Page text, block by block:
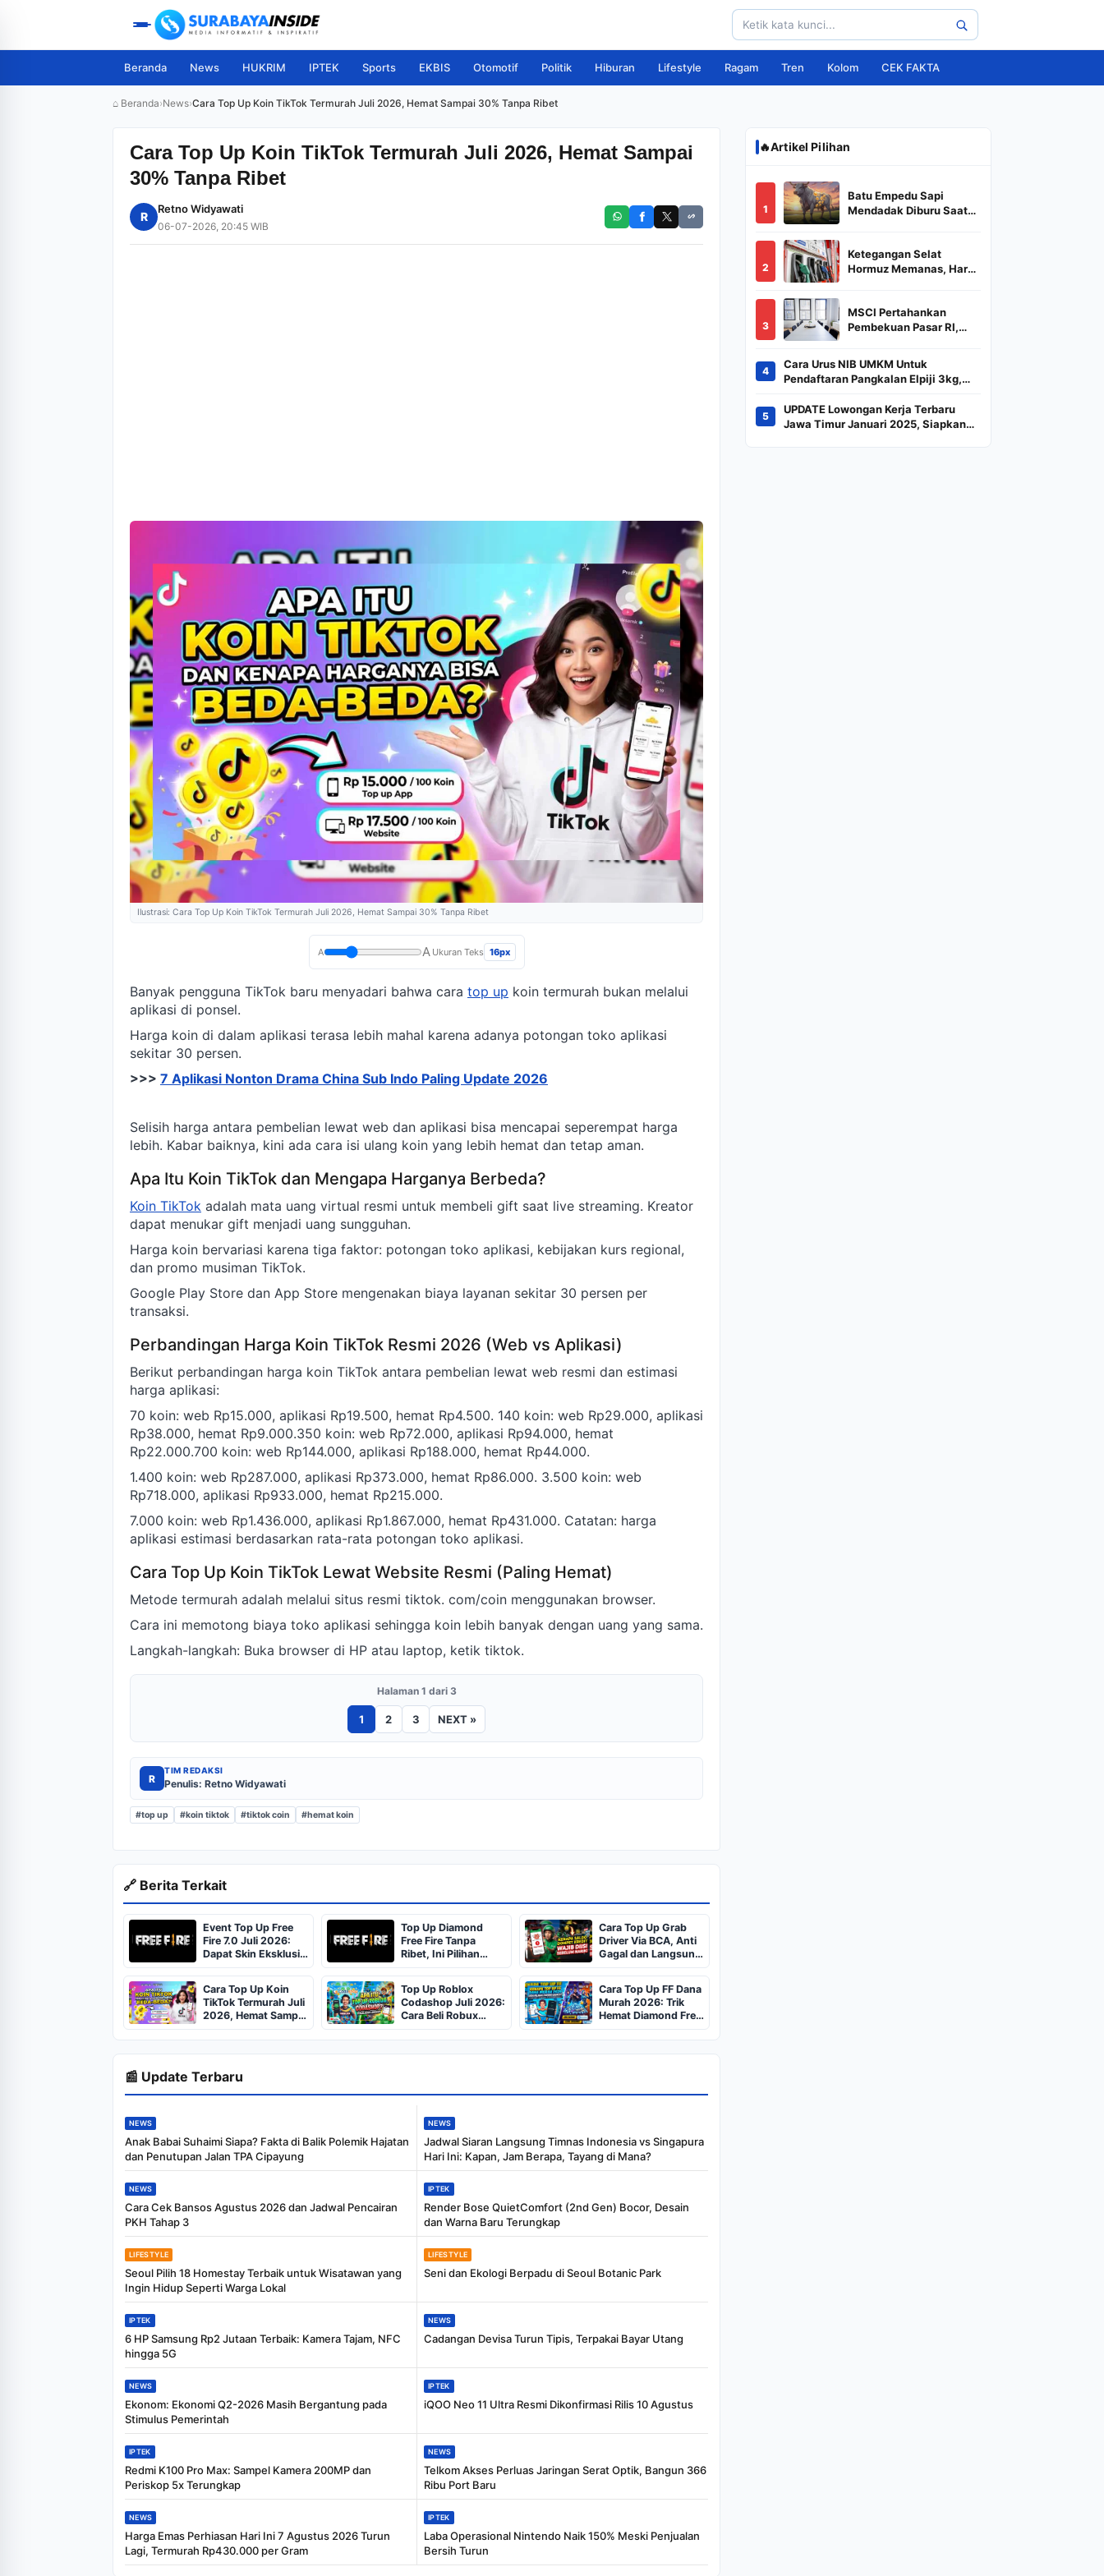
Beranda News HUKRIM IPTEK Sports EKBIS Otomotif Politik Hiburan Lifestyle Ragam Tren Kolom CEK FAKTA
⌂ Beranda›News›Cara Top Up Koin TikTok Termurah Juli 2026, Hemat Sampai 30% Tanpa Ribet
Cara Top Up Koin TikTok Termurah Juli 2026, Hemat Sampai
30% Tanpa Ribet
R
Retno Widyawati
06-07-2026, 20:45 WIB
Ilustrasi: Cara Top Up Koin TikTok Termurah Juli 2026, Hemat Sampai 30% Tanpa Ribet
A A Ukuran Teks 16px
Banyak pengguna TikTok baru menyadari bahwa cara top up koin termurah bukan melalui
aplikasi di ponsel.
Harga koin di dalam aplikasi terasa lebih mahal karena adanya potongan toko aplikasi
sekitar 30 persen.
>>> 7 Aplikasi Nonton Drama China Sub Indo Paling Update 2026
Selisih harga antara pembelian lewat web dan aplikasi bisa mencapai seperempat harga
lebih. Kabar baiknya, kini ada cara isi ulang koin yang lebih hemat dan tetap aman.
Apa Itu Koin TikTok dan Mengapa Harganya Berbeda?
Koin TikTok adalah mata uang virtual resmi untuk membeli gift saat live streaming. Kreator
dapat menukar gift menjadi uang sungguhan.
Harga koin bervariasi karena tiga faktor: potongan toko aplikasi, kebijakan kurs regional,
dan promo musiman TikTok.
Google Play Store dan App Store mengenakan biaya layanan sekitar 30 persen per
transaksi.
Perbandingan Harga Koin TikTok Resmi 2026 (Web vs Aplikasi)
Berikut perbandingan harga koin TikTok antara pembelian lewat web resmi dan estimasi
harga aplikasi:
70 koin: web Rp15.000, aplikasi Rp19.500, hemat Rp4.500. 140 koin: web Rp29.000, aplikasi
Rp38.000, hemat Rp9.000.350 koin: web Rp72.000, aplikasi Rp94.000, hemat
Rp22.000.700 koin: web Rp144.000, aplikasi Rp188.000, hemat Rp44.000.
1.400 koin: web Rp287.000, aplikasi Rp373.000, hemat Rp86.000. 3.500 koin: web
Rp718.000, aplikasi Rp933.000, hemat Rp215.000.
7.000 koin: web Rp1.436.000, aplikasi Rp1.867.000, hemat Rp431.000. Catatan: harga
aplikasi estimasi berdasarkan rata-rata potongan toko aplikasi.
Cara Top Up Koin TikTok Lewat Website Resmi (Paling Hemat)
Metode termurah adalah melalui situs resmi tiktok. com/coin menggunakan browser.
Cara ini memotong biaya toko aplikasi sehingga koin lebih banyak dengan uang yang sama.
Langkah-langkah: Buka browser di HP atau laptop, ketik tiktok.
Halaman 1 dari 3
1 2 3 NEXT »
R
TIM REDAKSI
Penulis: Retno Widyawati
#top up #koin tiktok #tiktok coin #hemat koin
🔗 Berita Terkait
Event Top Up Free
Fire 7.0 Juli 2026:
Dapat Skin Eksklusif
dan Bonus Diamond
Top Up Diamond
Free Fire Tanpa
Ribet, Ini Pilihan
Situs Resmi dan
Terpercaya
Cara Top Up Grab
Driver Via BCA, Anti
Gagal dan Langsung
Cair 2026
Cara Top Up Koin
TikTok Termurah Juli
2026, Hemat Sampai
30% Tanpa Ribet
Top Up Roblox
Codashop Juli 2026:
Cara Beli Robux
Termurah dan Anti
Ribet
Cara Top Up FF Dana
Murah 2026: Trik
Hemat Diamond Free
Fire
📰 Update Terbaru
NEWS
Anak Babai Suhaimi Siapa? Fakta di Balik Polemik Hajatan
dan Penutupan Jalan TPA Cipayung
NEWS
Jadwal Siaran Langsung Timnas Indonesia vs Singapura
Hari Ini: Kapan, Jam Berapa, Tayang di Mana?
NEWS
Cara Cek Bansos Agustus 2026 dan Jadwal Pencairan
PKH Tahap 3
IPTEK
Render Bose QuietComfort (2nd Gen) Bocor, Desain
dan Warna Baru Terungkap
LIFESTYLE
Seoul Pilih 18 Homestay Terbaik untuk Wisatawan yang
Ingin Hidup Seperti Warga Lokal
LIFESTYLE
Seni dan Ekologi Berpadu di Seoul Botanic Park
IPTEK
6 HP Samsung Rp2 Jutaan Terbaik: Kamera Tajam, NFC
hingga 5G
NEWS
Cadangan Devisa Turun Tipis, Terpakai Bayar Utang
NEWS
Ekonom: Ekonomi Q2-2026 Masih Bergantung pada
Stimulus Pemerintah
IPTEK
iQOO Neo 11 Ultra Resmi Dikonfirmasi Rilis 10 Agustus
IPTEK
Redmi K100 Pro Max: Sampel Kamera 200MP dan
Periskop 5x Terungkap
NEWS
Telkom Akses Perluas Jaringan Serat Optik, Bangun 366
Ribu Port Baru
NEWS
Harga Emas Perhiasan Hari Ini 7 Agustus 2026 Turun
Lagi, Termurah Rp430.000 per Gram
IPTEK
Laba Operasional Nintendo Naik 150% Meski Penjualan
Bersih Turun
🔥Artikel Pilihan
1
Batu Empedu Sapi
Mendadak Diburu Saat
Puluhan Juta
2
Ketegangan Selat
Hormuz Memanas, Harga
3
MSCI Pertahankan
Pembekuan Pasar RI,
Indeks
4
Cara Urus NIB UMKM Untuk
Pendaftaran Pangkalan Elpiji 3kg,
Kilogram
5
UPDATE Lowongan Kerja Terbaru
Jawa Timur Januari 2025, Siapkan